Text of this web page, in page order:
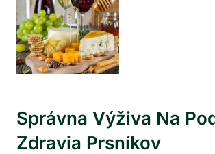
Správna Výživa Na
Zdravia Prsníkov